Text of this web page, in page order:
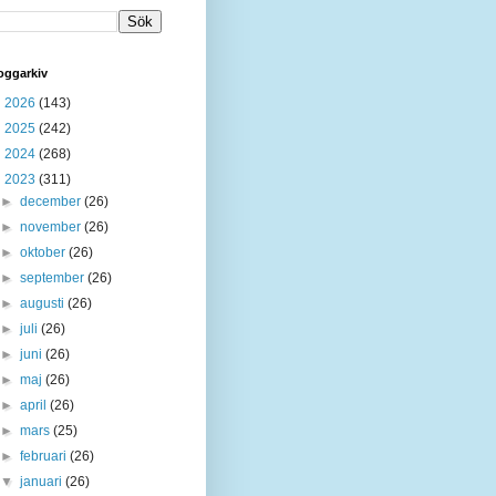
2026 (143)
2025 (242)
2024 (268)
2023 (311)
►december(26)
►november(26)
►oktober(26)
►september(26)
►augusti(26)
►juli(26)
►juni(26)
►maj(26)
►april(26)
►mars(25)
►februari(26)
▼januari(26)